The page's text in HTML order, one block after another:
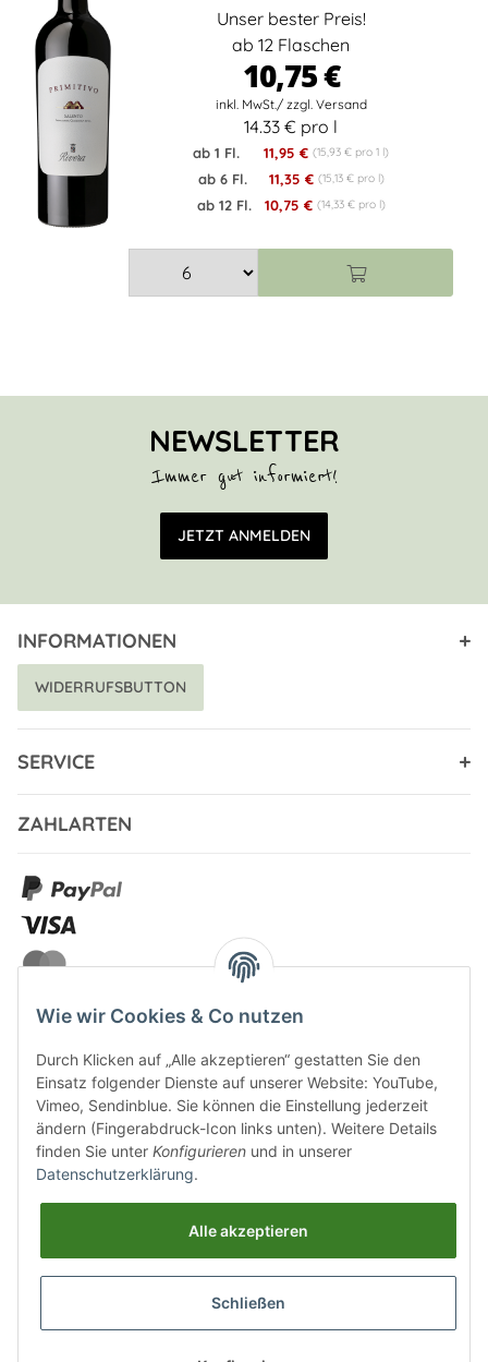
Unser bester Preis!
ab 12 Flaschen
10,75 €
14.33 € pro l
ab 1 Fl. 11,95 € (15,93 € pro 1 l)
ab 6 Fl. 11,35 € (15,13 € pro l)
ab 12 Fl. 10,75 € (14,33 € pro l)
NEWSLETTER
Immer gut informiert!
E-Mail Adresse
JETZT ANMELDEN
INFORMATIONEN
WIDERRUFSBUTTON
SERVICE
ZAHLARTEN
VERSANDARTEN
Sichere Zahlung
Wie wir Cookies & Co nutzen
Durch Klicken auf „Alle akzeptieren“ gestatten Sie den
Einsatz folgender Dienste auf unserer Website: YouTube,
Vimeo, Sendinblue. Sie können die Einstellung jederzeit
ändern (Fingerabdruck-Icon links unten). Weitere Details
finden Sie unter Konfigurieren und in unserer
Datenschutzerklärung.
Alle akzeptieren
Schließen